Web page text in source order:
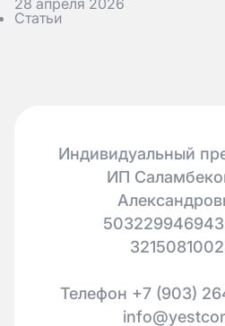
Статьи
Индивидуальный
ИП
Телефон +7 (903)